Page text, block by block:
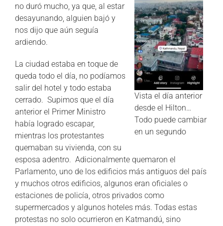
Vista el día anterior
desde el Hilton…
Todo puede cambiar
en un segundo
no duró mucho, ya que, al estar
desayunando, alguien bajó y
nos dijo que aún seguía
ardiendo.
La ciudad estaba en toque de
queda todo el día, no podíamos
salir del hotel y todo estaba
cerrado. Supimos que el día
anterior el Primer Ministro
había logrado escapar,
mientras los protestantes
quemaban su vivienda, con su
esposa adentro. Adicionalmente quemaron el
Parlamento, uno de los edificios más antiguos del país
y muchos otros edificios, algunos eran oficiales o
estaciones de policía, otros privados como
supermercados y algunos hoteles más. Todas estas
protestas no solo ocurrieron en Katmandú, sino